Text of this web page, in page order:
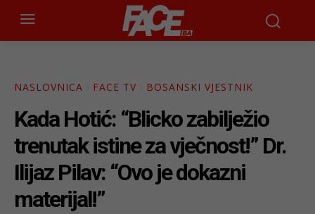
NASLOVNICA FACE TV BOSANSKI VJESTNIK
Kada Hotić: “Blicko zabilježio
trenutak istine za vječnost!” Dr.
Ilijaz Pilav: “Ovo je dokazni
materijal!”